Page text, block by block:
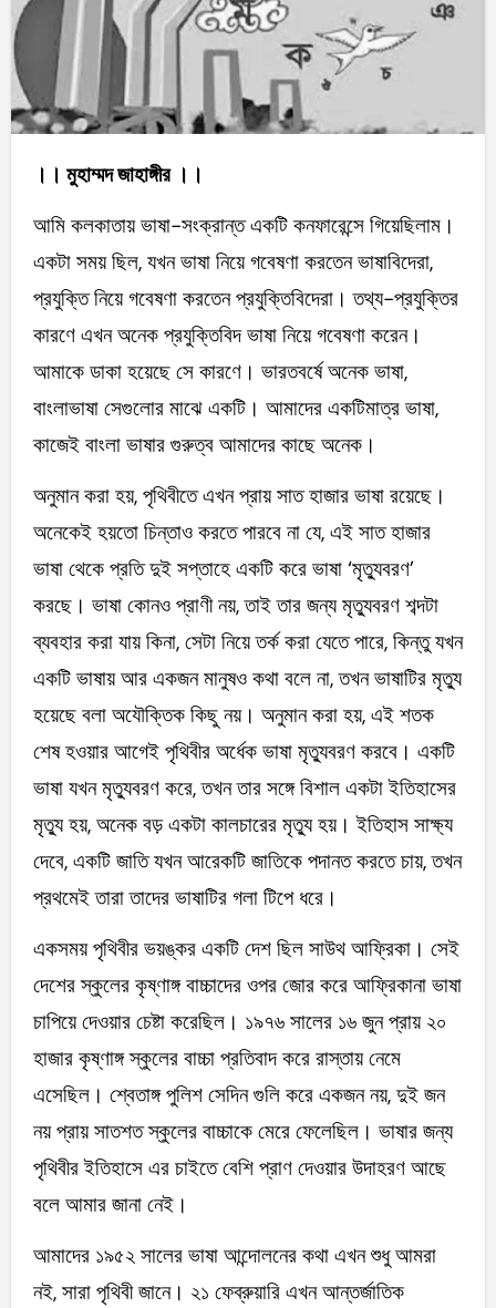
।। মুহাম্মদ জাহাঙ্গীর ।।
আমি কলকাতায় ভাষা-সংক্রান্ত একটি কনফারেন্সে গিয়েছিলাম।
একটা সময় ছিল, যখন ভাষা নিয়ে গবেষণা করতেন ভাষাবিদেরা,
প্রযুক্তি নিয়ে গবেষণা করতেন প্রযুক্তিবিদেরা। তথ্য-প্রযুক্তির
কারণে এখন অনেক প্রযুক্তিবিদ ভাষা নিয়ে গবেষণা করেন।
আমাকে ডাকা হয়েছে সে কারণে। ভারতবর্ষে অনেক ভাষা,
বাংলাভাষা সেগুলোর মাঝে একটি। আমাদের একটিমাত্র ভাষা,
কাজেই বাংলা ভাষার গুরুত্ব আমাদের কাছে অনেক।
অনুমান করা হয়, পৃথিবীতে এখন প্রায় সাত হাজার ভাষা রয়েছে।
অনেকেই হয়তো চিন্তাও করতে পারবে না যে, এই সাত হাজার
ভাষা থেকে প্রতি দুই সপ্তাহে একটি করে ভাষা ‘মৃত্যুবরণ’
করছে। ভাষা কোনও প্রাণী নয়, তাই তার জন্য মৃত্যুবরণ শব্দটা
ব্যবহার করা যায় কিনা, সেটা নিয়ে তর্ক করা যেতে পারে, কিন্তু যখন
একটি ভাষায় আর একজন মানুষও কথা বলে না, তখন ভাষাটির মৃত্যু
হয়েছে বলা অযৌক্তিক কিছু নয়। অনুমান করা হয়, এই শতক
শেষ হওয়ার আগেই পৃথিবীর অর্ধেক ভাষা মৃত্যুবরণ করবে। একটি
ভাষা যখন মৃত্যুবরণ করে, তখন তার সঙ্গে বিশাল একটা ইতিহাসের
মৃত্যু হয়, অনেক বড় একটা কালচারের মৃত্যু হয়। ইতিহাস সাক্ষ্য
দেবে, একটি জাতি যখন আরেকটি জাতিকে পদানত করতে চায়, তখন
প্রথমেই তারা তাদের ভাষাটির গলা টিপে ধরে।
একসময় পৃথিবীর ভয়ঙ্কর একটি দেশ ছিল সাউথ আফ্রিকা। সেই
দেশের স্কুলের কৃষ্ণাঙ্গ বাচ্চাদের ওপর জোর করে আফ্রিকানা ভাষা
চাপিয়ে দেওয়ার চেষ্টা করেছিল। ১৯৭৬ সালের ১৬ জুন প্রায় ২০
হাজার কৃষ্ণাঙ্গ স্কুলের বাচ্চা প্রতিবাদ করে রাস্তায় নেমে
এসেছিল। শ্বেতাঙ্গ পুলিশ সেদিন গুলি করে একজন নয়, দুই জন
নয় প্রায় সাতশত স্কুলের বাচ্চাকে মেরে ফেলেছিল। ভাষার জন্য
পৃথিবীর ইতিহাসে এর চাইতে বেশি প্রাণ দেওয়ার উদাহরণ আছে
বলে আমার জানা নেই।
আমাদের ১৯৫২ সালের ভাষা আন্দোলনের কথা এখন শুধু আমরা
নই, সারা পৃথিবী জানে। ২১ ফেব্রুয়ারি এখন আন্তর্জাতিক